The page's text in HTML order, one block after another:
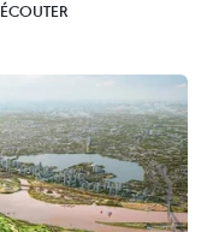
ÉCOUTER